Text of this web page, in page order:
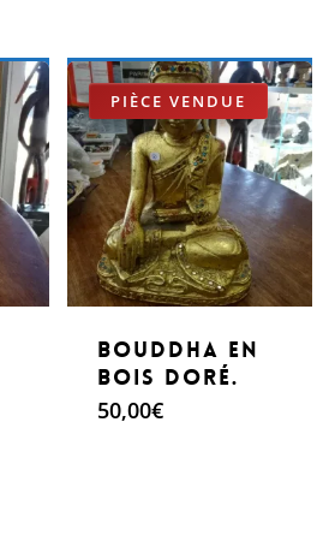
Make An Offer
Bouddha en
bois Doré.
50,00€